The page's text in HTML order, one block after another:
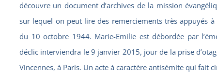
découvre un document d’archives de la mission
sur lequel on peut lire des remerciements très appuyés à
du 10 octobre 1944. Marie-Emilie est débordée par
déclic interviendra le 9 janvier 2015, jour de la prise
Vincennes, à Paris. Un acte à caractère antisémite qui fait